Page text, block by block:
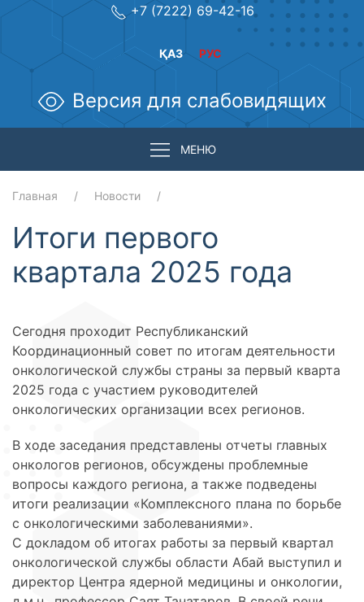
+7 (7222) 69-42-16
РУС
ҚАЗ
Версия для слабовидящих
МЕНЮ
Главная Новости
Итоги первого
квартала 2025 года
Сегодня проходит Республиканский
Координационный совет по итогам деятельности
онкологической службы страны за первый кварта
2025 года с участием руководителей
онкологических организации всех регионов.
В ходе заседания представлены отчеты главных
онкологов регионов, обсуждены проблемные
вопросы каждого региона, а также подведены
итоги реализации «Комплексного плана по борьбе
с онкологическими заболеваниями».
С докладом об итогах работы за первый квартал
онкологической службы области Абай выступил и
директор Центра ядерной медицины и онкологии,